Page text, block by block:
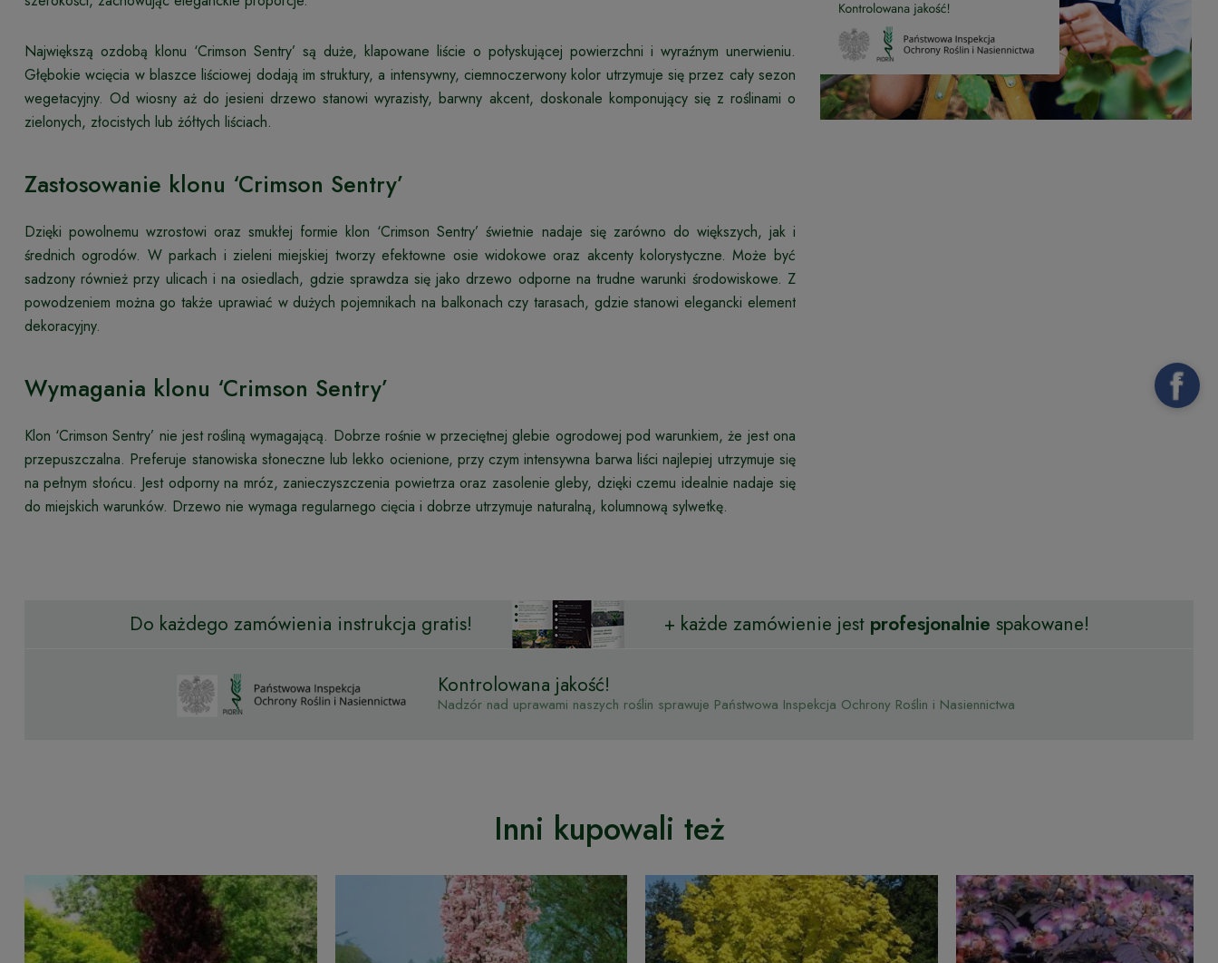
Największą ozdobą klonu ‘Crimson Sentry’ są duże, klapowane liście o połyskującej powierzchni i wyraźnym unerwieniu.
Głębokie wcięcia w blaszce liściowej dodają im struktury, a intensywny, ciemnoczerwony kolor utrzymuje się przez cały sezon
wegetacyjny. Od wiosny aż do jesieni drzewo stanowi wyrazisty, barwny akcent, doskonale komponujący się z roślinami o
zielonych, złocistych lub żółtych liściach.
Zastosowanie klonu ‘Crimson Sentry’
Dzięki powolnemu wzrostowi oraz smukłej formie klon ‘Crimson Sentry’ świetnie nadaje się zarówno do większych, jak i
średnich ogrodów. W parkach i zieleni miejskiej tworzy efektowne osie widokowe oraz akcenty kolorystyczne. Może być
sadzony również przy ulicach i na osiedlach, gdzie sprawdza się jako drzewo odporne na trudne warunki środowiskowe. Z
powodzeniem można go także uprawiać w dużych pojemnikach na balkonach czy tarasach, gdzie stanowi elegancki element
dekoracyjny.
Wymagania klonu ‘Crimson Sentry’
Klon ‘Crimson Sentry’ nie jest rośliną wymagającą. Dobrze rośnie w przeciętnej glebie ogrodowej pod warunkiem, że jest ona
przepuszczalna. Preferuje stanowiska słoneczne lub lekko ocienione, przy czym intensywna barwa liści najlepiej utrzymuje się
na pełnym słońcu. Jest odporny na mróz, zanieczyszczenia powietrza oraz zasolenie gleby, dzięki czemu idealnie nadaje się
do miejskich warunków. Drzewo nie wymaga regularnego cięcia i dobrze utrzymuje naturalną, kolumnową sylwetkę.
Do każdego zamówienia instrukcja gratis! + każde zamówienie jest profesjonalnie spakowane!
Kontrolowana jakość!
Nadzór nad uprawami naszych roślin sprawuje Państwowa Inspekcja Ochrony Roślin i Nasiennictwa
Inni kupowali też